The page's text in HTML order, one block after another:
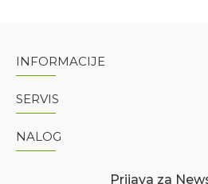
INFORMACIJE
SERVIS
NALOG
Prijava za